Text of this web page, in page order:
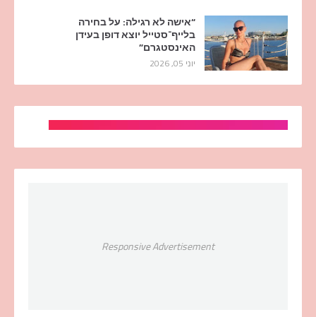
“אישה לא רגילה: על בחירה
בלייף־סטייל יוצא דופן בעידן
האינסטגרם”
יוני 05, 2026
Responsive Advertisement